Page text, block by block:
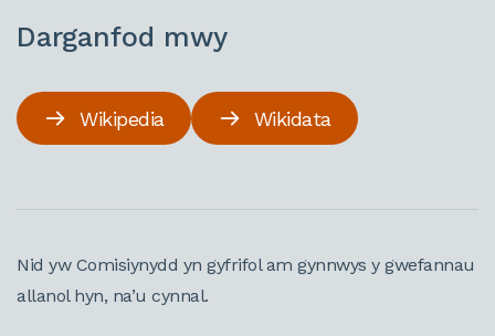
Darganfod mwy
Wikipedia Wikidata
Nid yw Comisiynydd yn gyfrifol am gynnwys y gwefannau
allanol hyn, na’u cynnal.